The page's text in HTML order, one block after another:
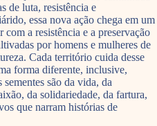
de luta, resistência e
essa nova ação chega em um
a resistência e a preservação
por homens e mulheres de
Cada território cuida desse
forma diferente, inclusive,
são da vida, da
da solidariedade, da fartura,
que narram histórias de